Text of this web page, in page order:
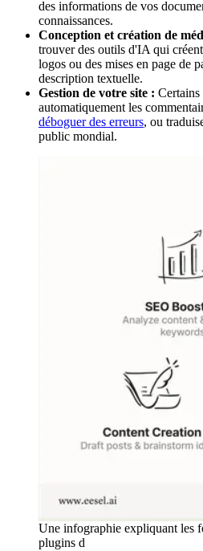
des informations de vos
connaissances.
Conception et création de
trouver des outils d'IA qui
logos ou des mises en page de
description textuelle.
Gestion de votre site :
automatiquement les
déboguer des erreurs, ou
public mondial.
Une infographie expliquant les
plugins d